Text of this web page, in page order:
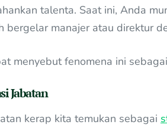
talenta. Saat ini, Anda
bergelar manajer atau direktur
menyebut fenomena ini
Jabatan
kerap kita temukan sebagai